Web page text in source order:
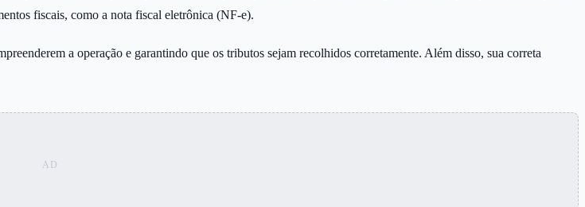
fiscais, como a nota fiscal eletrônica (NF-e).
a operação e garantindo que os tributos sejam recolhidos corretamente. Além disso, sua correta